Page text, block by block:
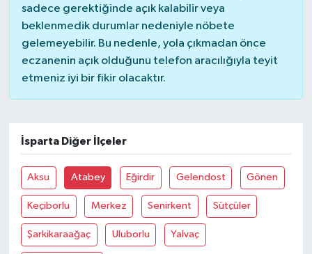
sadece gerektiğinde açık kalabilir veya
beklenmedik durumlar nedeniyle nöbete
gelemeyebilir. Bu nedenle, yola çıkmadan önce
eczanenin açık olduğunu telefon aracılığıyla teyit
etmeniz iyi bir fikir olacaktır.
İsparta Diğer İlçeler
Aksu Atabey Eğirdir Gelendost Gönen
Keçiborlu Merkez Senirkent Sütçüler
Şarkikaraağaç Uluborlu Yalvaç